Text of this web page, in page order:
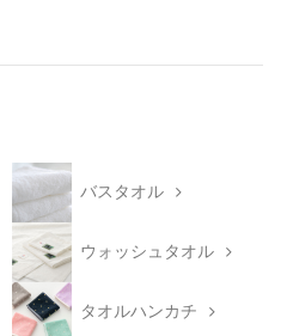
バスタオル
ウォッシュタオル
タオルハンカチ